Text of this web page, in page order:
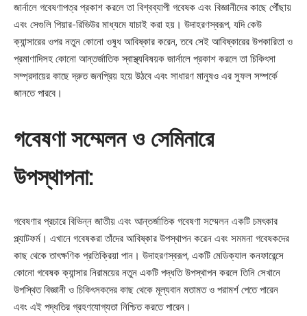
জার্নালে গবেষণাপত্র প্রকাশ করলে তা বিশ্বব্যাপী গবেষক এবং বিজ্ঞানীদের কাছে পৌঁছায়
এবং সেগুলি পিয়ার-রিভিউর মাধ্যমে যাচাই করা হয়। উদাহরণস্বরূপ, যদি কেউ
ক্যান্সারের ওপর নতুন কোনো ওষুধ আবিষ্কার করেন, তবে সেই আবিষ্কারের উপকারিতা ও
প্রমাণাদিসহ কোনো আন্তর্জাতিক স্বাস্থ্যবিষয়ক জার্নালে প্রকাশ করলে তা চিকিৎসা
সম্প্রদায়ের কাছে দ্রুত জনপ্রিয় হয়ে উঠবে এবং সাধারণ মানুষও এর সুফল সম্পর্কে
জানতে পারবে।
গবেষণা সম্মেলন ও সেমিনারে
উপস্থাপনা:
গবেষণার প্রচারে বিভিন্ন জাতীয় এবং আন্তর্জাতিক গবেষণা সম্মেলন একটি চমৎকার
প্ল্যাটফর্ম। এখানে গবেষকরা তাঁদের আবিষ্কার উপস্থাপন করেন এবং সমমনা গবেষকদের
কাছ থেকে তাৎক্ষণিক প্রতিক্রিয়া পান। উদাহরণস্বরূপ, একটি মেডিক্যাল কনফারেন্সে
কোনো গবেষক ক্যান্সার নিরাময়ের নতুন একটি পদ্ধতি উপস্থাপন করলে তিনি সেখানে
উপস্থিত বিজ্ঞানী ও চিকিৎসকদের কাছ থেকে মূল্যবান মতামত ও পরামর্শ পেতে পারেন
এবং এই পদ্ধতির গ্রহণযোগ্যতা নিশ্চিত করতে পারেন।